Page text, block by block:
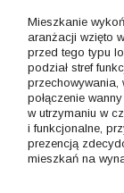
Mieszkanie
aranżacji wzięto
przed tego typu
podział stref
przechowywania,
połączenie
w utrzymaniu w
i funkcjonalne,
prezencją
mieszkań na